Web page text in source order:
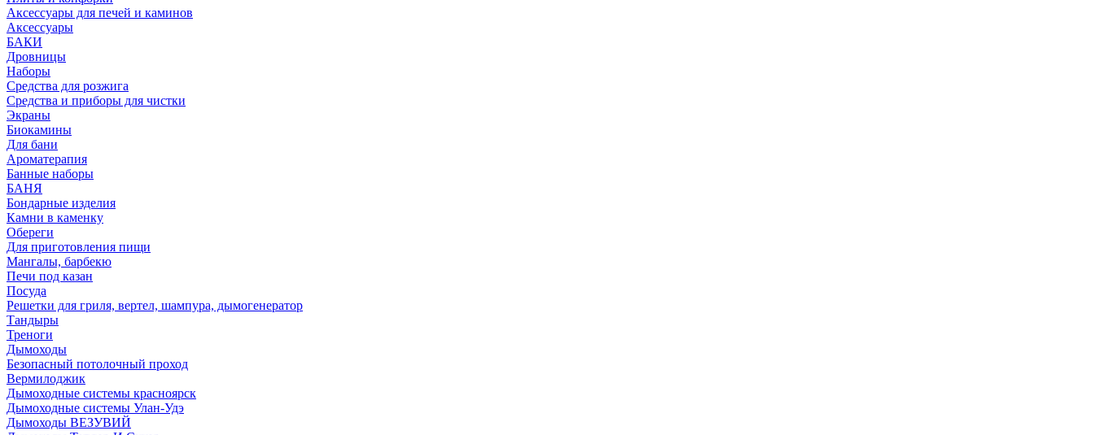
Аксессуары для печей и каминов
Аксессуары
БАКИ
Дровницы
Наборы
Средства для розжига
Средства и приборы для чистки
Экраны
Биокамины
Для бани
Ароматерапия
Банные наборы
БАНЯ
Бондарные изделия
Камни в каменку
Обереги
Для приготовления пищи
Мангалы, барбекю
Печи под казан
Посуда
Решетки для гриля, вертел, шампура, дымогенератор
Тандыры
Треноги
Дымоходы
Безопасный потолочный проход
Вермилоджик
Дымоходные системы красноярск
Дымоходные системы Улан-Удэ
Дымоходы ВЕЗУВИЙ